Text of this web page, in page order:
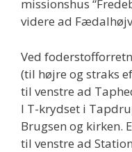
missionshus
videre ad
Ved
(til højre og straks
til venstre ad
I T-krydset i
Brugsen og kirken.
til venstre ad